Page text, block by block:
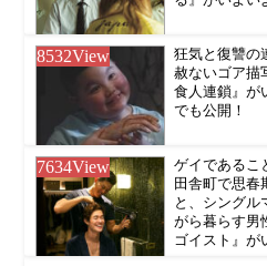
8532View
狂気と復讐の
赦ないゴア描
食人連鎖』が
でも公開！
7634View
ゲイであるこ
田舎町で思春
と、シングル
がら暮らす男
ゴイスト』が